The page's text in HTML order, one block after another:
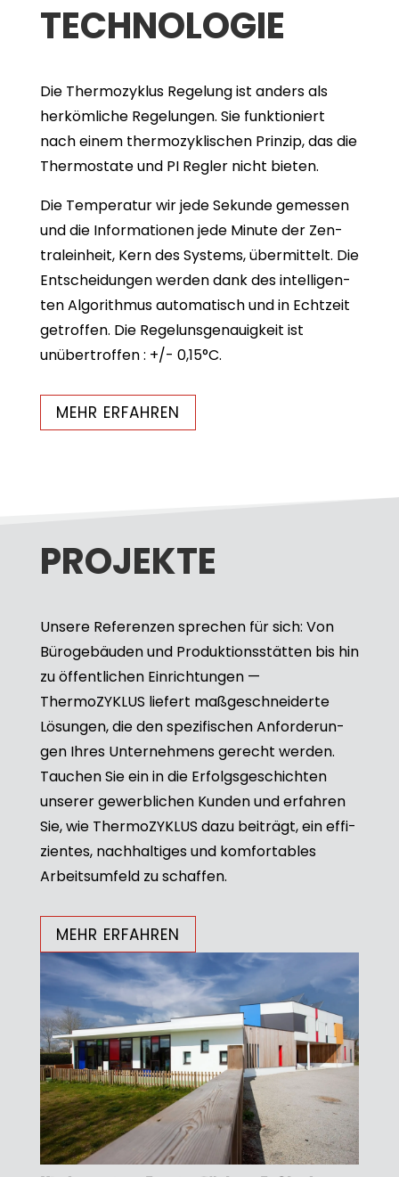
TECH­NO­LO­GIE
Die Thermozyklus Rege­lung ist anders als
her­köm­li­che Rege­lun­gen. Sie funk­tio­niert
nach einem ther­mo­zy­kli­schen Prin­zip, das die
Ther­mo­state und PI Reg­ler nicht bie­ten.
Die Tem­pe­ra­tur wir jede Sekunde gemes­sen
und die Infor­ma­tio­nen jede Minute der Zen­
tral­ein­heit, Kern des Sys­tems, über­mit­telt. Die
Ent­schei­dun­gen wer­den dank des intel­li­gen­
ten Algo­rith­mus auto­ma­tisch und in Echt­zeit
getrof­fen. Die Regel­uns­ge­nau­ig­keit ist
unüber­trof­fen : +/- 0,15°C.
MEHR ERFAH­REN
PRO­JEKTE
Unsere Refe­ren­zen spre­chen für sich: Von
Büro­ge­bäu­den und Pro­duk­ti­ons­stät­ten bis hin
zu öffent­li­chen Ein­rich­tun­gen —
ThermoZYKLUS lie­fert maß­ge­schnei­derte
Lösun­gen, die den spe­zi­fi­schen Anfor­de­run­
gen Ihres Unter­neh­mens gerecht wer­den.
Tau­chen Sie ein in die Erfolgs­ge­schich­ten
unse­rer gewerb­li­chen Kun­den und erfah­ren
Sie, wie ThermoZYKLUS dazu bei­trägt, ein effi­
zi­en­tes, nach­hal­ti­ges und kom­for­ta­bles
Arbeits­um­feld zu schaf­fen.
MEHR ERFAH­REN